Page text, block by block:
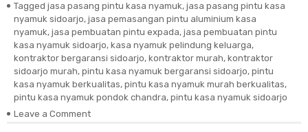
Tagged jasa pasang pintu kasa nyamuk, jasa pasang pintu kasa
nyamuk sidoarjo, jasa pemasangan pintu aluminium kasa
nyamuk, jasa pembuatan pintu expada, jasa pembuatan pintu
kasa nyamuk sidoarjo, kasa nyamuk pelindung keluarga,
kontraktor bergaransi sidoarjo, kontraktor murah, kontraktor
sidoarjo murah, pintu kasa nyamuk bergaransi sidoarjo, pintu
kasa nyamuk berkualitas, pintu kasa nyamuk murah berkualitas,
pintu kasa nyamuk pondok chandra, pintu kasa nyamuk sidoarjo
Leave a Comment